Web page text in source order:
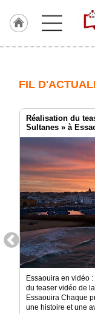
Occitanie
TvLocale
France
Accueil
RUBRIQUES
Agenda
Gazette
Médias
FIL
Réalisation du
Sultanes » à
Essaouira en vidéo
du teaser vidéo de
Essaouira Chaque
une histoire et une